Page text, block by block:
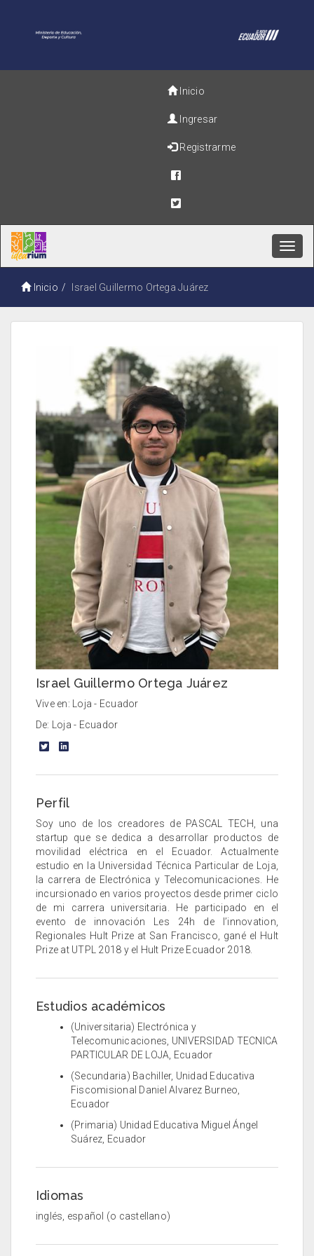
Inicio
Ingresar
Registrarme
Inicio Israel Guillermo Ortega Juárez
Israel Guillermo Ortega Juárez
Vive en: Loja - Ecuador
De: Loja - Ecuador
Perfil
Soy uno de los creadores de PASCAL TECH, una
startup que se dedica a desarrollar productos de
movilidad eléctrica en el Ecuador. Actualmente
estudio en la Universidad Técnica Particular de Loja,
la carrera de Electrónica y Telecomunicaciones. He
incursionado en varios proyectos desde primer ciclo
de mi carrera universitaria. He participado en el
evento de innovación Les 24h de l’innovation,
Regionales Hult Prize at San Francisco, gané el Hult
Prize at UTPL 2018 y el Hult Prize Ecuador 2018.
Estudios académicos
(Universitaria) Electrónica y
Telecomunicaciones, UNIVERSIDAD TECNICA
PARTICULAR DE LOJA, Ecuador
(Secundaria) Bachiller, Unidad Educativa
Fiscomisional Daniel Alvarez Burneo,
Ecuador
(Primaria) Unidad Educativa Miguel Ángel
Suárez, Ecuador
Idiomas
inglés, español (o castellano)